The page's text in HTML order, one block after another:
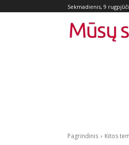
Sekmadienis, 9
Pagrindinis Kitos